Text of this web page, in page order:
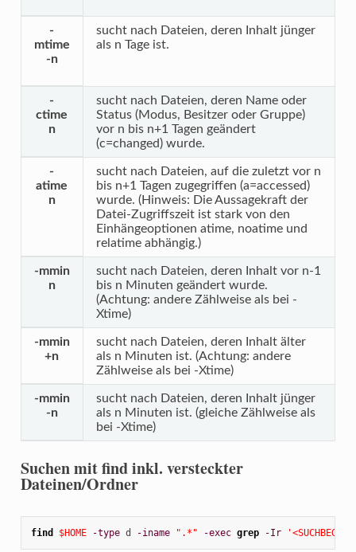
-
mtime
-n
sucht nach Dateien, deren Inhalt jünger
als n Tage ist.
-
ctime
n
sucht nach Dateien, deren Name oder
Status (Modus, Besitzer oder Gruppe)
vor n bis n+1 Tagen geändert
(c=changed) wurde.
-
atime
n
sucht nach Dateien, auf die zuletzt vor n
bis n+1 Tagen zugegriffen (a=accessed)
wurde. (Hinweis: Die Aussagekraft der
Datei-Zugriffszeit ist stark von den
Einhängeoptionen atime, noatime und
relatime abhängig.)
-mmin
n
sucht nach Dateien, deren Inhalt vor n-1
bis n Minuten geändert wurde.
(Achtung: andere Zählweise als bei -
Xtime)
-mmin
+n
sucht nach Dateien, deren Inhalt älter
als n Minuten ist. (Achtung: andere
Zählweise als bei -Xtime)
-mmin
-n
sucht nach Dateien, deren Inhalt jünger
als n Minuten ist. (gleiche Zählweise als
bei -Xtime)
Suchen mit find inkl. versteckter
Dateinen/Ordner
find $HOME -type d -iname ".*" -exec grep -Ir